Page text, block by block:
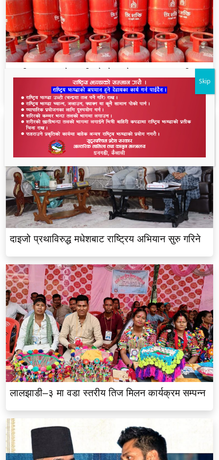
दाइजो प्रथाविरुद्ध मधेशबाट राष्ट्रिय अभियान सुरु गरिने
लालझाडी–३ मा वडा स्तरीय तिज मिलन कार्यक्रम सम्पन्न
Skip